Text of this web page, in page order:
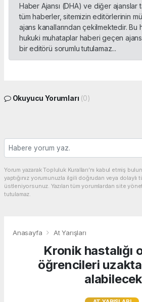
Haber Ajansı (DHA) ve diğer ajanslar
tüm haberler, sitemizin editörlerinin
ajans kanallarından çekilmektedir.
hukuki muhataplar haberi geçen
bir editörü sorumlu tutulamaz...
Okuyucu Yorumları (0)
Yorum yazarak Topluluk Kuralları’nı kabul etmiş
yaptığınız yorumunuzla ilgili doğrudan veya dolaylı
üstleniyorsunuz. Yazılan tüm yorumlardan site
tutulamaz.
Anasayfa At Yarışları
Kronik hastalığı
öğrencileri
alabilecek